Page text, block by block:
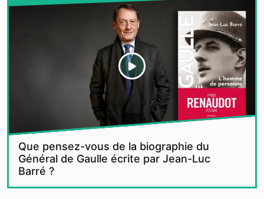
Que pensez-vous de la biographie du
Général de Gaulle écrite par Jean-Luc
Barré ?